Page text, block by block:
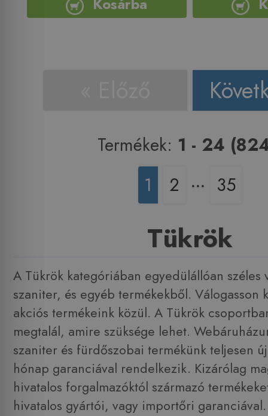
Termékek: 1 - 24
1
2 ‧‧‧ 35
Tükrök
A Tükrök kategóriában egyedülállóan széles
szaniter, és egyéb termékekből. Válogasson
akciós termékeink közül. A Tükrök
megtalál, amire szüksége lehet.
szaniter és fürdőszobai termékünk teljesen
hónap garanciával rendelkezik. Kizárólag
hivatalos forgalmazóktól származó
hivatalos gyártói, vagy importőri garanciával.